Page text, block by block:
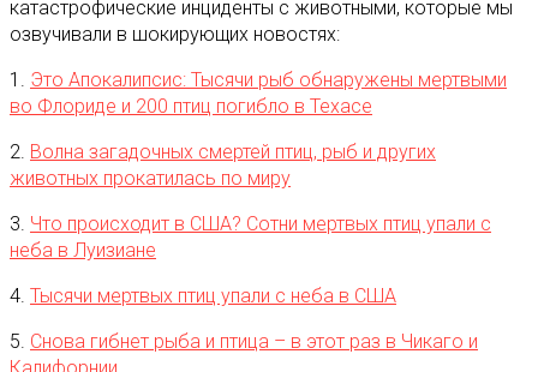
катастрофические инциденты с животными, которые мы
озвучивали в шокирующих новостях:
1. Это Апокалипсис: Тысячи рыб обнаружены мертвыми
во Флориде и 200 птиц погибло в Техасе
2. Волна загадочных смертей птиц, рыб и других
животных прокатилась по миру
3. Что происходит в США? Сотни мертвых птиц упали с
неба в Луизиане
4. Тысячи мертвых птиц упали с неба в США
5. Снова гибнет рыба и птица – в этот раз в Чикаго и